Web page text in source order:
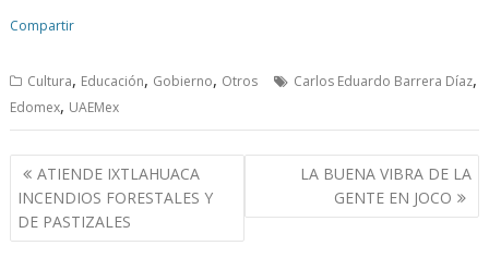
Compartir
Cultura, Educación, Gobierno, Otros Carlos Eduardo Barrera Díaz,
Edomex, UAEMex
N
a
v
ATIENDE IXTLAHUACA
INCENDIOS FORESTALES Y
DE PASTIZALES
LA BUENA VIBRA DE LA
GENTE EN JOCO